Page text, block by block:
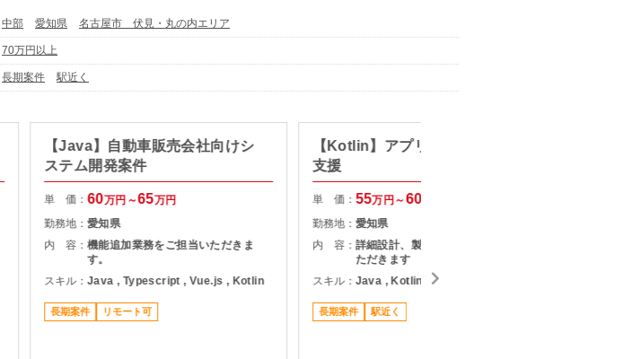
中部 愛知県 名古屋市 伏見・丸の内エリア
70万円以上
長期案件 駅近く
【Java】自動車販売会社向けシ
ステム開発案件
単 価：60万円～65万円
勤務地：愛知県
内 容：機能追加業務をご担当いただきま
す。
スキル：Java , Typescript , Vue.js , Kotlin
長期案件 リモート可
【Kotlin】アプリケーション開発
支援
単 価： 55万円～60
勤務地： 愛知県
内 容： 詳細設計、製造、テストをご担当い
ただきます
スキル： Java , Kotlin
長期案件 駅近く